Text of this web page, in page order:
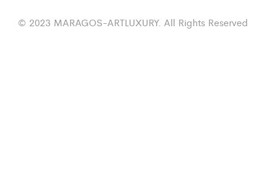
© 2023 MARAGOS-ARTLUXURY. All Rights Reserved